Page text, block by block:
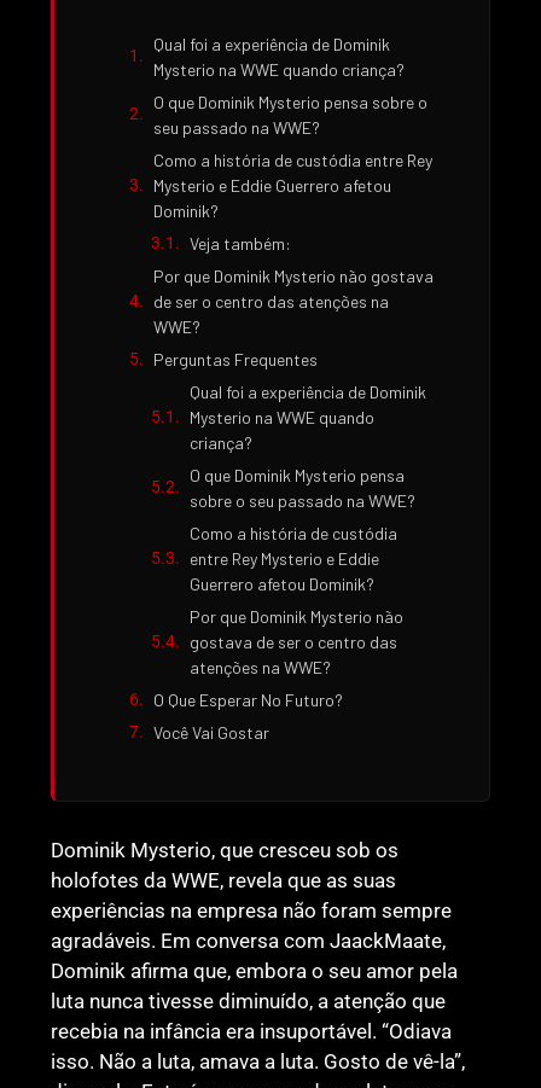
Qual foi a experiência de Dominik
Mysterio na WWE quando criança?
O que Dominik Mysterio pensa sobre o
seu passado na WWE?
Como a história de custódia entre Rey
Mysterio e Eddie Guerrero afetou
Dominik?
Veja também:
Por que Dominik Mysterio não gostava
de ser o centro das atenções na
WWE?
Perguntas Frequentes
Qual foi a experiência de Dominik
Mysterio na WWE quando
criança?
O que Dominik Mysterio pensa
sobre o seu passado na WWE?
Como a história de custódia
entre Rey Mysterio e Eddie
Guerrero afetou Dominik?
Por que Dominik Mysterio não
gostava de ser o centro das
atenções na WWE?
O Que Esperar No Futuro?
Você Vai Gostar
Dominik Mysterio, que cresceu sob os
holofotes da WWE, revela que as suas
experiências na empresa não foram sempre
agradáveis. Em conversa com JaackMaate,
Dominik afirma que, embora o seu amor pela
luta nunca tivesse diminuído, a atenção que
recebia na infância era insuportável. “Odiava
isso. Não a luta, amava a luta. Gosto de vê-la”,